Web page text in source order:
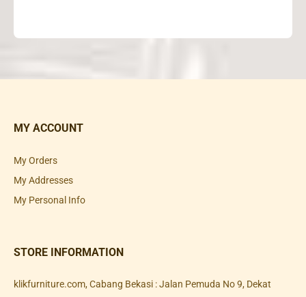
MY ACCOUNT
My Orders
My Addresses
My Personal Info
STORE INFORMATION
klikfurniture.com, Cabang Bekasi : Jalan Pemuda No 9, Dekat